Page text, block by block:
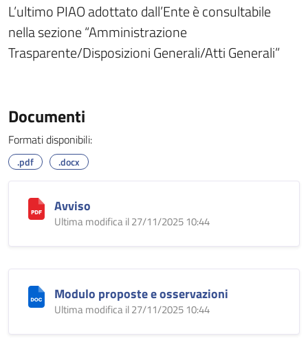
L’ultimo PIAO adottato dall’Ente è consultabile
nella sezione “Amministrazione
Trasparente/Disposizioni Generali/Atti Generali”
Documenti
Formati disponibili:
.pdf .docx
Avviso
Ultima modifica il 27/11/2025 10:44
Modulo proposte e osservazioni
Ultima modifica il 27/11/2025 10:44